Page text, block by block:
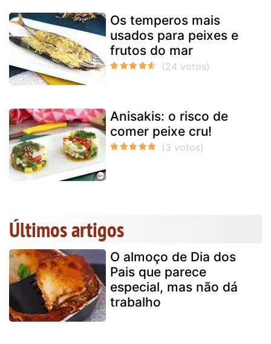
Os temperos mais
usados para peixes e
frutos do mar
Anisakis: o risco de
comer peixe cru!
Últimos artigos
O almoço de Dia dos
Pais que parece
especial, mas não dá
trabalho